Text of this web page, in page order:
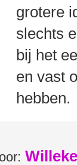
grotere
slechts
bij het
en vast
hebben.